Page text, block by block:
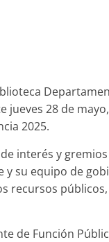
28 de
2025.
interés y
su equipo de
recursos
de Función